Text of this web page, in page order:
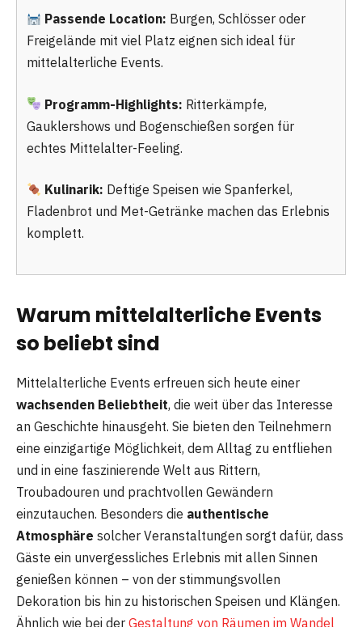
Passende Location: Burgen, Schlösser oder
Freigelände mit viel Platz eignen sich ideal für
mittelalterliche Events.
Programm-Highlights: Ritterkämpfe,
Gauklershows und Bogenschießen sorgen für
echtes Mittelalter-Feeling.
Kulinarik: Deftige Speisen wie Spanferkel,
Fladenbrot und Met-Getränke machen das Erlebnis
komplett.
Warum mittelalterliche Events
so beliebt sind
Mittelalterliche Events erfreuen sich heute einer
wachsenden Beliebtheit, die weit über das Interesse
an Geschichte hinausgeht. Sie bieten den Teilnehmern
eine einzigartige Möglichkeit, dem Alltag zu entfliehen
und in eine faszinierende Welt aus Rittern,
Troubadouren und prachtvollen Gewändern
einzutauchen. Besonders die authentische
Atmosphäre solcher Veranstaltungen sorgt dafür, dass
Gäste ein unvergessliches Erlebnis mit allen Sinnen
genießen können – von der stimmungsvollen
Dekoration bis hin zu historischen Speisen und Klängen.
Ähnlich wie bei der Gestaltung von Räumen im Wandel